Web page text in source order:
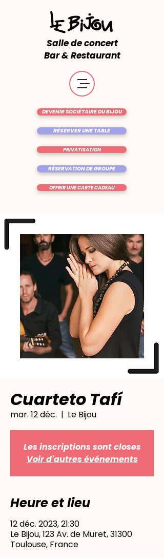
Salle de concert
Bar & Restaurant
RÉSERVER UNE TABLE
OFFRIR UNE CARTE CADEAU
DEVENIR SOCIÉTAIRE DU BIJOU
RÉSERVATION DE GROUPE
PRIVATISATION
Cuarteto Tafí
mar. 12 déc.
  |
Le Bijou
Les inscriptions sont closes
Voir d'autres événements
Heure et lieu
12 déc. 2023, 21:30
Le Bijou, 123 Av. de Muret, 31300
Toulouse, France